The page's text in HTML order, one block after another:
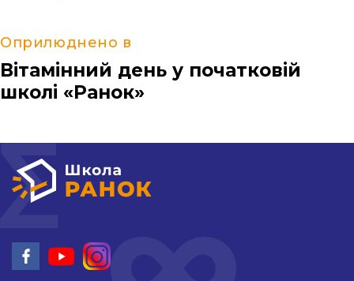
Оприлюднено в
Вітамінний день у початковій
школі «Ранок»